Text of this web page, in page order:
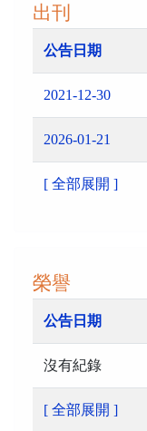
出刊
公告日期
2021-12-30
2026-01-21
[ 全部展開 ]
榮譽
公告日期
沒有紀錄
[ 全部展開 ]